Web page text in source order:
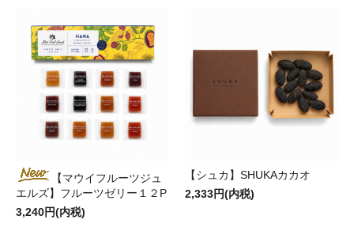
【マウイフルーツジュ
エルズ】フルーツゼリー１２P
3,240円(内税)
【シュカ】SHUKAカカオ
2,333円(内税)